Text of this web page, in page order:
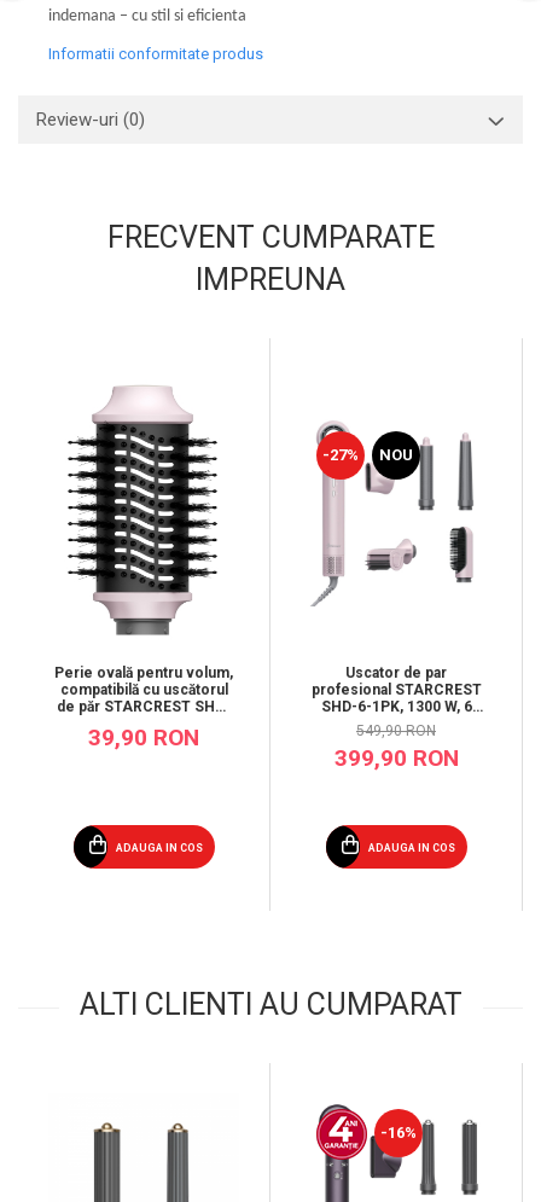
indemana – cu stil si eficienta
Informatii conformitate produs
Review-uri (0)
FRECVENT CUMPARATE
IMPREUNA
Perie ovală pentru volum,
compatibilă cu uscătorul
de păr STARCREST SHD-
39,90 RON
ADAUGA IN COS
-27% NOU
Uscator de par
profesional STARCREST
SHD-6-1PK, 1300 W, 6
Accesorii incluse, 3
Trepte de viteza, 3
Trepte de temperatura,
Buton de aer rece, Roz
549,90 RON
399,90 RON
ADAUGA IN COS
ALTI CLIENTI AU CUMPARAT
-16%